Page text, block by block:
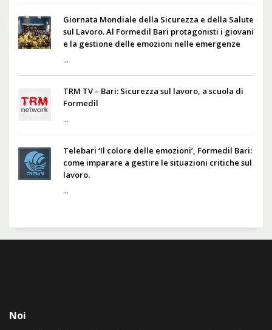
Giornata Mondiale della Sicurezza e della Salute
sul Lavoro. Al Formedil Bari protagonisti i giovani
e la gestione delle emozioni nelle emergenze
...
TRM TV – Bari: Sicurezza sul lavoro, a scuola di
Formedil
...
Telebari ‘Il colore delle emozioni’, Formedil Bari:
come imparare a gestire le situazioni critiche sul
lavoro.
...
Noi